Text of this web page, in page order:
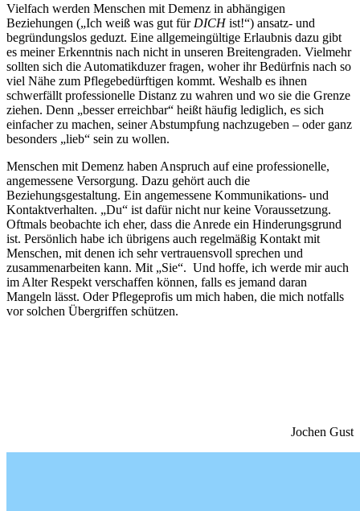
Vielfach werden Menschen mit Demenz in abhängigen
Beziehungen („Ich weiß was gut für DICHist!“) ansatz- und
begründungslos geduzt. Eine allgemeingültige Erlaubnis dazu gibt
es meiner Erkenntnis nach nicht in unseren Breitengraden. Vielmehr
sollten sich die Automatikduzer fragen, woher ihr Bedürfnis nach so
viel Nähe zum Pflegebedürftigen kommt. Weshalb es ihnen
schwerfällt professionelle Distanz zu wahren und wo sie die Grenze
ziehen. Denn „besser erreichbar“ heißt häufig lediglich, es sich
einfacher zu machen, seiner Abstumpfung nachzugeben – oder ganz
besonders „lieb“ sein zu wollen.
Menschen mit Demenz haben Anspruch auf eine professionelle,
angemessene Versorgung. Dazu gehört auch die
Beziehungsgestaltung. Ein angemessene Kommunikations- und
Kontaktverhalten. „Du“ ist dafür nicht nur keine Voraussetzung.
Oftmals beobachte ich eher, dass die Anrede ein Hinderungsgrund
ist. Persönlich habe ich übrigens auch regelmäßig Kontakt mit
Menschen, mit denen ich sehr vertrauensvoll sprechen und
zusammenarbeiten kann. Mit „Sie“. Und hoffe, ich werde mir auch
im Alter Respekt verschaffen können, falls es jemand daran
Mangeln lässt. Oder Pflegeprofis um mich haben, die mich notfalls
vor solchen Übergriffen schützen.
Jochen Gust